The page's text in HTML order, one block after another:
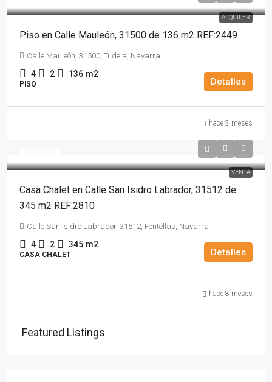
ALQUILER
Piso en Calle Mauleón, 31500 de 136 m2 REF:2449
Calle Mauleón, 31500, Tudela, Navarra
4 2 136 m2
PISO Detalles
hace 2 meses
VENTA
Casa Chalet en Calle San Isidro Labrador, 31512 de
345 m2 REF:2810
Calle San Isidro Labrador, 31512, Fontellas, Navarra
4 2 345 m2
CASA CHALET Detalles
hace 8 meses
Featured Listings